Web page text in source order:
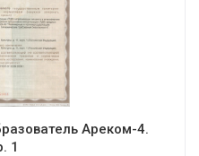
Ареком-4.
1